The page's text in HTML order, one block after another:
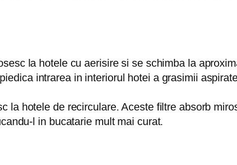
la hotele cu aerisire si se schimba la
intrarea in interiorul hotei a grasimii
la hotele de recirculare. Aceste filtre absorb
l in bucatarie mult mai curat.